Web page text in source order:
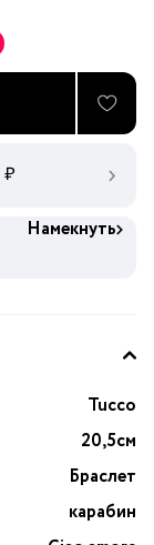
₽
Намекнуть
Tucco
20,5см
Браслет
карабин